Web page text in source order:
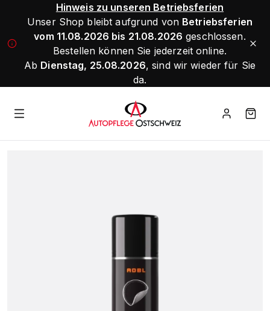
Hinweis zu unseren Betriebsferien
Unser Shop bleibt aufgrund von Betriebsferien
vom 11.08.2026 bis 21.08.2026 geschlossen.
Bestellen können Sie jederzeit online.
Ab Dienstag, 25.08.2026, sind wir wieder für Sie
da.